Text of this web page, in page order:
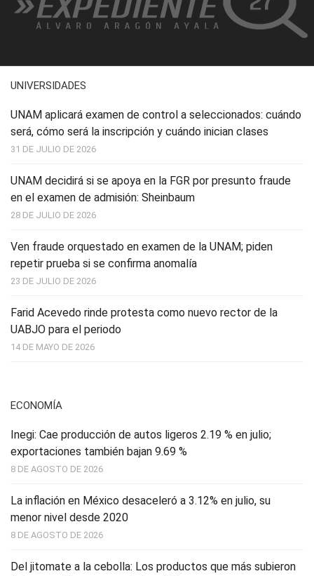
UNIVERSIDADES
UNAM aplicará examen de control a seleccionados: cuándo
será, cómo será la inscripción y cuándo inician clases
31 DE JULIO DE 2026
UNAM decidirá si se apoya en la FGR por presunto fraude
en el examen de admisión: Sheinbaum
28 DE JULIO DE 2026
Ven fraude orquestado en examen de la UNAM; piden
repetir prueba si se confirma anomalía
23 DE JULIO DE 2026
Farid Acevedo rinde protesta como nuevo rector de la
UABJO para el periodo
14 DE MAYO DE 2026
ECONOMÍA
Inegi: Cae producción de autos ligeros 2.19 % en julio;
exportaciones también bajan 9.69 %
8 DE AGOSTO DE 2026
La inflación en México desaceleró a 3.12% en julio, su
menor nivel desde 2020
8 DE AGOSTO DE 2026
Del jitomate a la cebolla: Los productos que más subieron